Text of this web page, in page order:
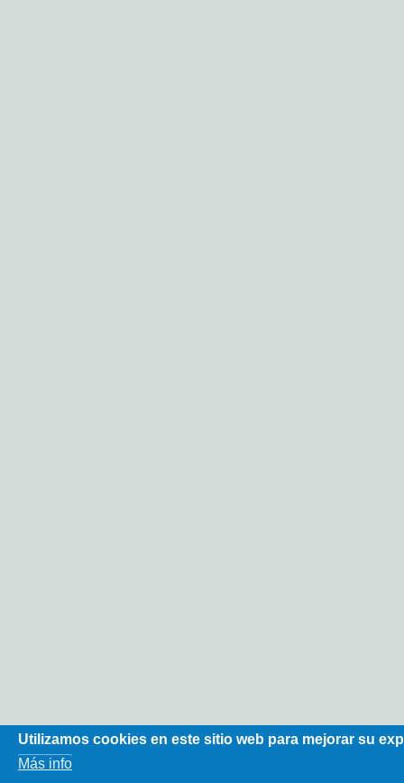
Utilizamos cookies en este sitio web para mejorar su
Más info